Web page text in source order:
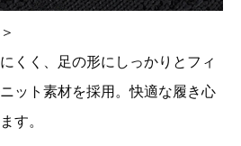
くく、足の形にしっかりとフィ
ット素材を採用。快適な履き心
す。